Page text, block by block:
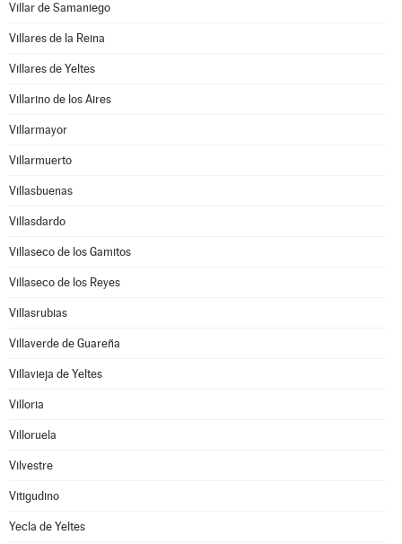
Villar de Samaniego
Villares de la Reina
Villares de Yeltes
Villarino de los Aires
Villarmayor
Villarmuerto
Villasbuenas
Villasdardo
Villaseco de los Gamitos
Villaseco de los Reyes
Villasrubias
Villaverde de Guareña
Villavieja de Yeltes
Villoria
Villoruela
Vilvestre
Vitigudino
Yecla de Yeltes